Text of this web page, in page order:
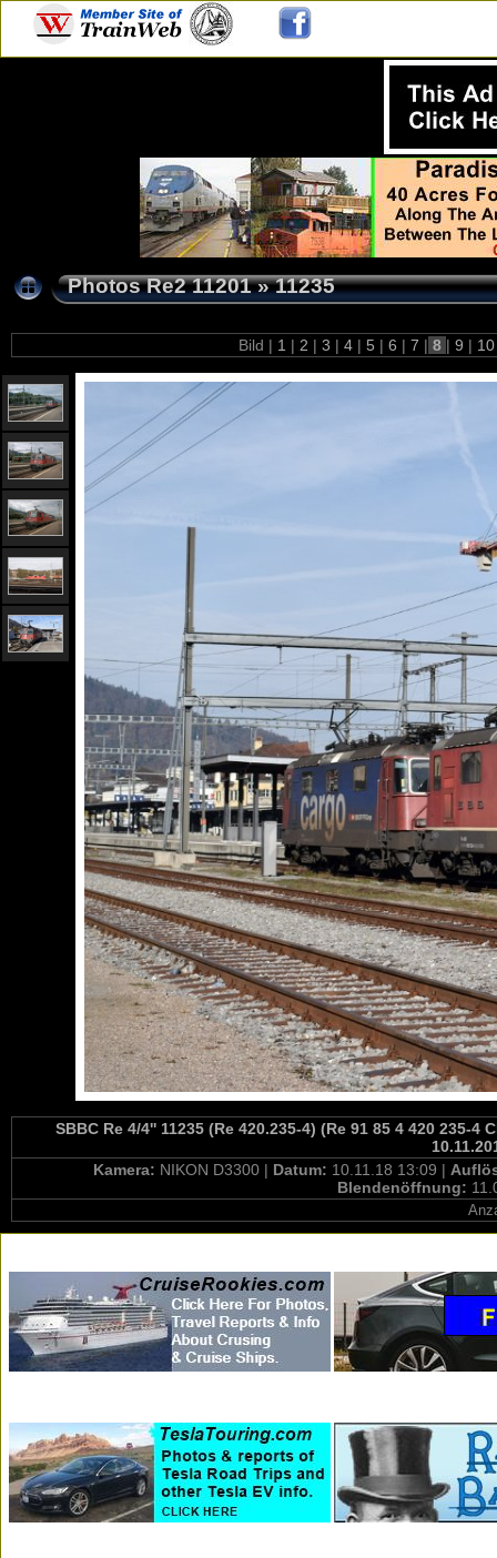
Photos Re2 11201»11235
Bild | 1 | 2 | 3 | 4 | 5 | 6 | 7 | 8 | 9 |
SBBC Re 4/4'' 11235 (Re 420.235-4) (Re 91 85 4 420 235-4
Kamera: NIKON D3300 | Datum: 10.11.18 13:09 |
Blendenöffnung: